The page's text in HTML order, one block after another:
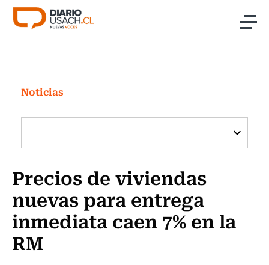
Click acá para ir directamente al contenido
Investigación
Cultura
Programas Radio y TV Usach
Noticias
Precios de viviendas
nuevas para entrega
inmediata caen 7% en la
RM